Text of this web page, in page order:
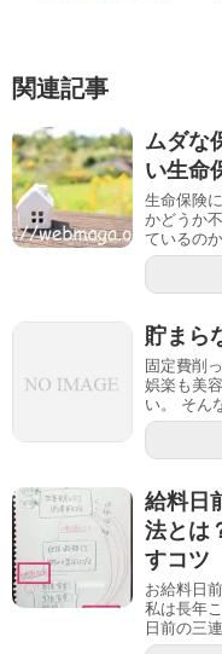
関連記事
ムダな
い生命
生命保険
かどうか
ているの
貯まら
固定費削
娯楽も美
い。 そん
給料日
法とは
すコツ
お給料日
私は長年
日前の三